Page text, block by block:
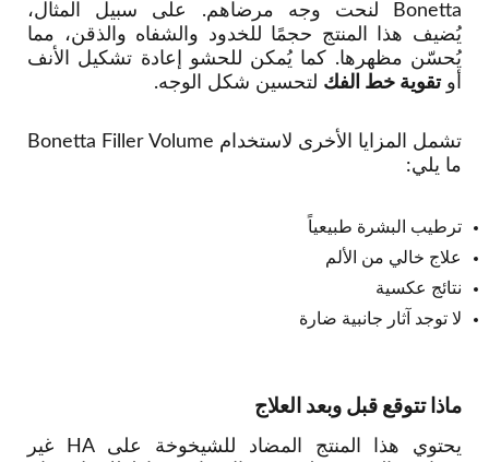
Bonetta لنحت وجه مرضاهم. على سبيل المثال،
يُضيف هذا المنتج حجمًا للخدود والشفاه والذقن، مما
يُحسّن مظهرها. كما يُمكن للحشو إعادة تشكيل الأنف
أوتقوية خط الفك لتحسين شكل الوجه.
تشمل المزايا الأخرى لاستخدام Bonetta Filler Volume
ما يلي:
ترطيب البشرة طبيعياً
علاج خالي من الألم
نتائج عكسية
لا توجد آثار جانبية ضارة
ماذا تتوقع قبل وبعد العلاج
يحتوي هذا المنتج المضاد للشيخوخة على HA غير